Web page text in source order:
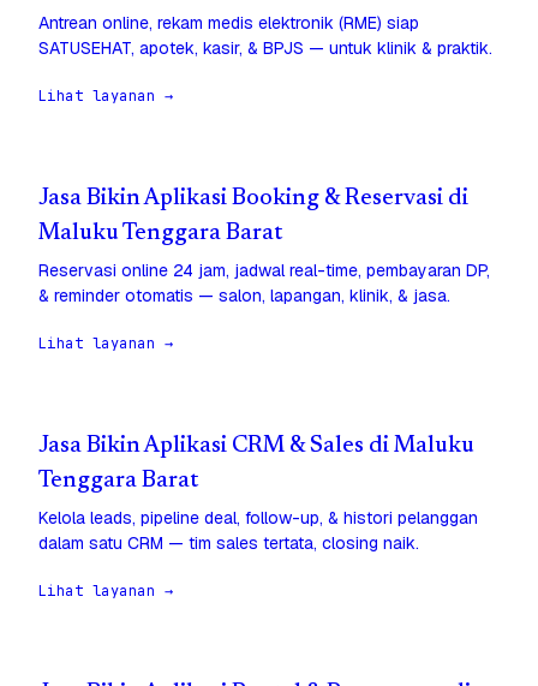
Antrean online, rekam medis elektronik (RME) siap
SATUSEHAT, apotek, kasir, & BPJS — untuk klinik & praktik.
Lihat layanan →
Jasa Bikin Aplikasi Booking & Reservasi di
Maluku Tenggara Barat
Reservasi online 24 jam, jadwal real-time, pembayaran DP,
& reminder otomatis — salon, lapangan, klinik, & jasa.
Lihat layanan →
Jasa Bikin Aplikasi CRM & Sales di Maluku
Tenggara Barat
Kelola leads, pipeline deal, follow-up, & histori pelanggan
dalam satu CRM — tim sales tertata, closing naik.
Lihat layanan →